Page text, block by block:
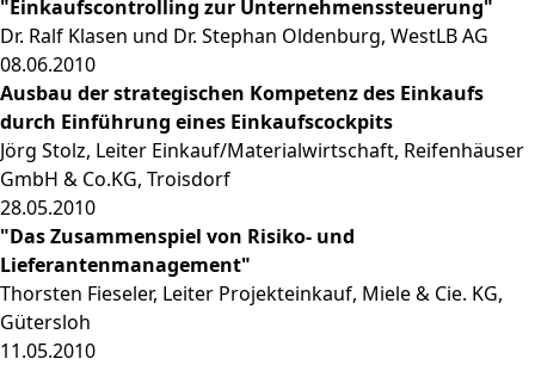
"Einkaufscontrolling zur Unternehmenssteuerung"
Dr. Ralf Klasen und Dr. Stephan Oldenburg, WestLB AG
08.06.2010
Ausbau der strategischen Kompetenz des Einkaufs
durch Einführung eines Einkaufscockpits
Jörg Stolz, Leiter Einkauf/Materialwirtschaft, Reifenhäuser
GmbH & Co.KG, Troisdorf
28.05.2010
"Das Zusammenspiel von Risiko- und
Lieferantenmanagement"
Thorsten Fieseler, Leiter Projekteinkauf, Miele & Cie. KG,
Gütersloh
11.05.2010